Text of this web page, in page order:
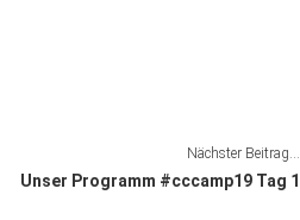
Nächster Beitrag...
Unser Programm #cccamp19 Tag 1